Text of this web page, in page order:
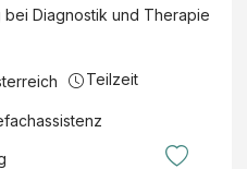
Diagnostik und Therapie
Teilzeit